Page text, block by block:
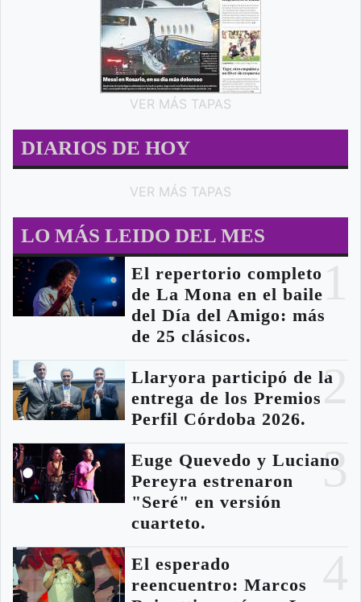
VER MÁS TAPAS
DIARIOS DE HOY
VER MÁS TAPAS
LO MÁS LEIDO DEL MES
El repertorio completo
de La Mona en el baile
del Día del Amigo: más
de 25 clásicos.
2
Llaryora participó de la
entrega de los Premios
Perfil Córdoba 2026.
3
Euge Quevedo y Luciano
Pereyra estrenaron
"Seré" en versión
cuarteto.
El esperado
reencuentro: Marcos